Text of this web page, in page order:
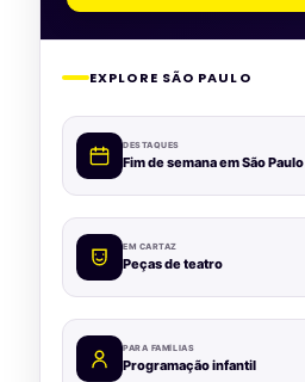
EXPLORE SÃO PAULO
DESTAQUES
Fim de semana em São Paulo
EM CARTAZ
Peças de teatro
PARA FAMÍLIAS
Programação infantil